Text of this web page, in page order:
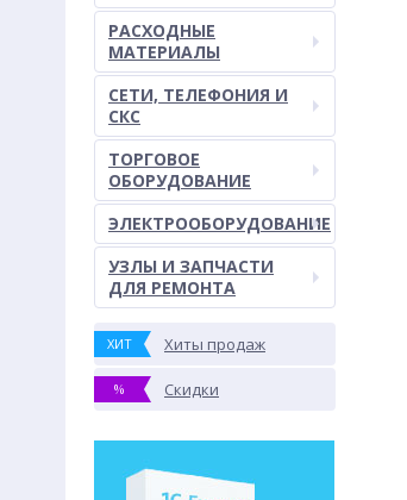
РАСХОДНЫЕ
МАТЕРИАЛЫ
СЕТИ, ТЕЛЕФОНИЯ И
СКС
ТОРГОВОЕ
ОБОРУДОВАНИЕ
ЭЛЕКТРООБОРУДОВАНИЕ
УЗЛЫ И ЗАПЧАСТИ
ДЛЯ РЕМОНТА
ХИТ Хиты продаж
% Скидки